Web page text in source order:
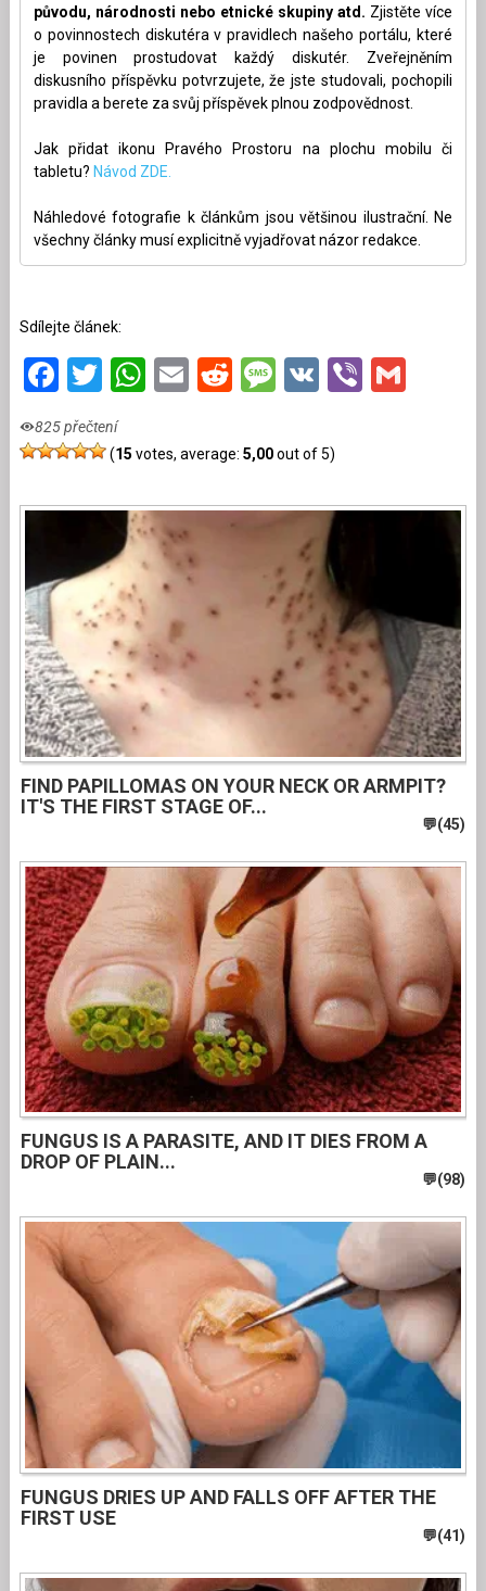
původu, národnosti nebo etnické skupiny atd. Zjistěte více
o povinnostech diskutéra v pravidlech našeho portálu, které
je povinen prostudovat každý diskutér. Zveřejněním
diskusního příspěvku potvrzujete, že jste studovali, pochopili
pravidla a berete za svůj příspěvek plnou zodpovědnost.
Jak přidat ikonu Pravého Prostoru na plochu mobilu či
tabletu? Návod ZDE.
Náhledové fotografie k článkům jsou většinou ilustrační. Ne
všechny články musí explicitně vyjadřovat názor redakce.
Sdílejte článek:
Facebook
Twitter
WhatsApp
EmailRedditMessage
VKViber
825 přečtení
(15 votes, average: 5,00out of 5)
FIND PAPILLOMAS ON YOUR NECK OR ARMPIT?
IT'S THE FIRST STAGE OF...
FUNGUS IS A PARASITE, AND IT DIES FROM A
DROP OF PLAIN...
FUNGUS DRIES UP AND FALLS OFF AFTER THE
FIRST USE